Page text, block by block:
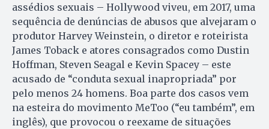
assédios sexuais – Hollywood viveu, em 2017, uma
sequência de denúncias de abusos que alvejaram o
produtor Harvey Weinstein, o diretor e roteirista
James Toback e atores consagrados como Dustin
Hoffman, Steven Seagal e Kevin Spacey – este
acusado de “conduta sexual inapropriada” por
pelo menos 24 homens. Boa parte dos casos vem
na esteira do movimento MeToo (“eu também”, em
inglês), que provocou o reexame de situações